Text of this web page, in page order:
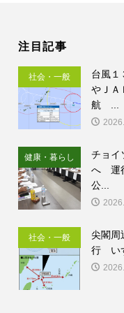
注目記事
社会・一般
台風１
やＪＡ
航 ...
健康・暮らし
チョイ
へ 運
公...
社会・一般
尖閣
行 い